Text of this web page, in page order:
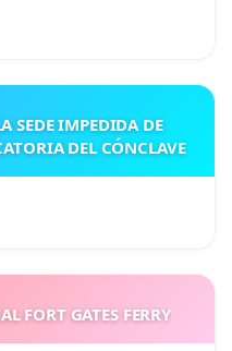
SEDE IMPEDIDA DE
DEL CÓNCLAVE
FORT GATES FERRY